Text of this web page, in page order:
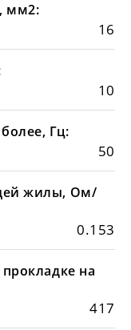
мм2:
16
10
Гц:
50
жилы, Ом/
0.153
на
417